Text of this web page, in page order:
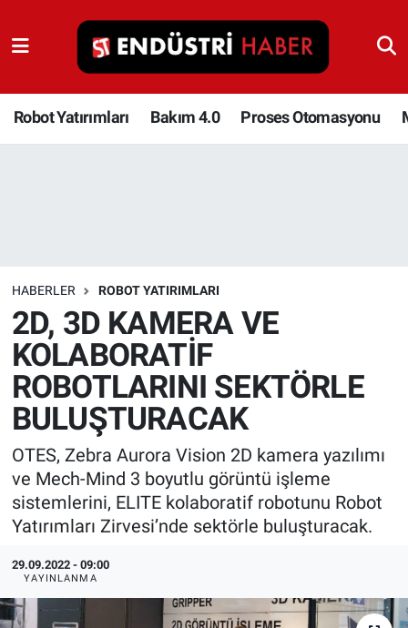
Robot Yatırımları Bakım 4.0 Proses Otomasyonu
HABERLER ROBOT YATIRIMLARI
2D, 3D KAMERA VE
KOLABORATİF
ROBOTLARINI SEKTÖRLE
BULUŞTURACAK
OTES, Zebra Aurora Vision 2D kamera yazılımı
ve Mech-Mind 3 boyutlu görüntü işleme
sistemlerini, ELITE kolaboratif robotunu Robot
Yatırımları Zirvesi’nde sektörle buluşturacak.
29.09.2022 - 09:00
YAYINLANMA
Robot Yatırımları
Bakım 4.0
İnşaat ve Malzeme
HaberOrtak
EndüstriST
Enerjisini Üreten Fabrikalar
Endüstri 4.0 Uygulamaları
Ağır Sanayi Çözümleri